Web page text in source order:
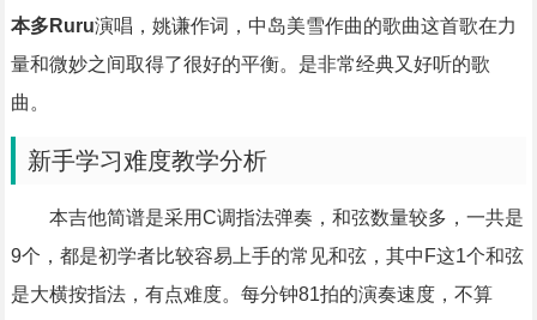
本多Ruru演唱，姚谦作词，中岛美雪作曲的歌曲这首歌在力
量和微妙之间取得了很好的平衡。是非常经典又好听的歌
曲。
新手学习难度教学分析
本吉他简谱是采用C调指法弹奏，和弦数量较多，一共是
9个，都是初学者比较容易上手的常见和弦，其中F这1个和弦
是大横按指法，有点难度。每分钟81拍的演奏速度，不算